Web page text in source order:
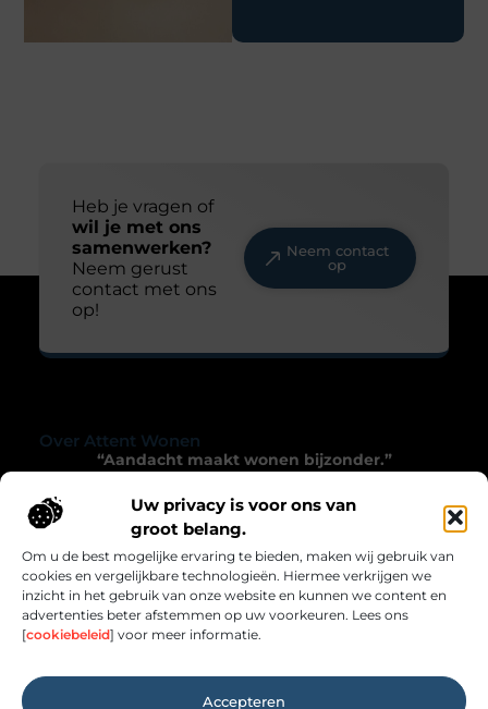
Uw privacy is voor ons van
groot belang.
Om u de best mogelijke ervaring te bieden, maken wij gebruik van
cookies en vergelijkbare technologieën. Hiermee verkrijgen we
inzicht in het gebruik van onze website en kunnen we content en
advertenties beter afstemmen op uw voorkeuren. Lees ons
[cookiebeleid] voor meer informatie.
Accepteren
Heb je vragen of
wil je met ons
samenwerken?
Neem gerust
contact met ons
op!
Neem contact
op
Over Attent Wonen
“Aandacht maakt wonen bijzonder.”
Attentwonen.nl nodigt je uit om met zorg en
verwondering naar je leefomgeving te kijken.
Inspirerende blogs die het alledaagse verrijken.
Onze informatie
Bericht categorie